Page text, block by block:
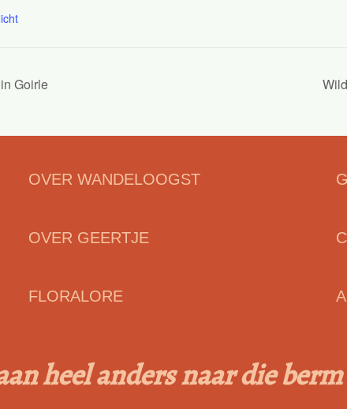
Goirle
OVER WANDELOOGST
OVER GEERTJE
FLORALORE
heel anders naar die